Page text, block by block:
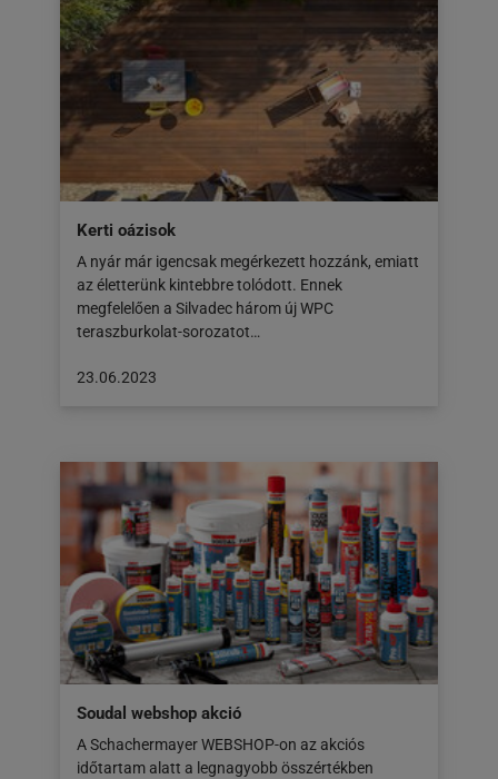
jelent
meg:
30.07.2023
Kerti oázisok
A nyár már igencsak megérkezett hozzánk, emiatt
az életterünk kintebbre tolódott. Ennek
megfelelően a Silvadec három új WPC
teraszburkolat-sorozatot…
A
meg:
23.06.2023
23.06.2023
Soudal webshop akció
A Schachermayer WEBSHOP-on az akciós
időtartam alatt a legnagyobb összértékben